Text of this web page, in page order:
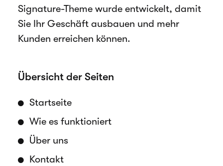
Signature-Theme wurde entwickelt, damit
Sie Ihr Geschäft ausbauen und mehr
Kunden erreichen können.
Übersicht der Seiten
Startseite
Wie es funktioniert
Über uns
Kontakt